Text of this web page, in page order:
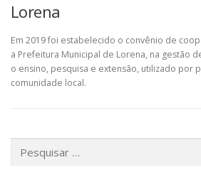
Lorena
Em 2019 foi estabelecido o convênio de
a Prefeitura Municipal de Lorena, na gestão
o ensino, pesquisa e extensão, utilizado por
comunidade local.
por: